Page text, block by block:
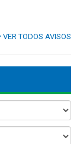
VER TODOS AVISOS